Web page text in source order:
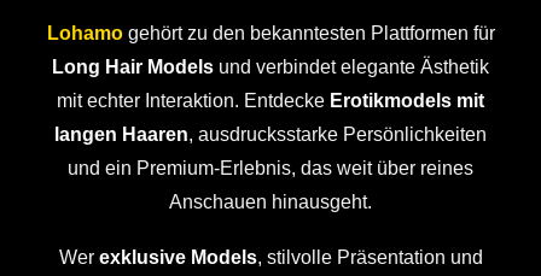
Lohamogehört zu den bekanntesten Plattformen für
Long Hair Models und verbindet elegante Ästhetik
mit echter Interaktion. Entdecke Erotikmodels mit
langen Haaren, ausdrucksstarke Persönlichkeiten
und ein Premium-Erlebnis, das weit über reines
Anschauen hinausgeht.
Wer exklusive Models, stilvolle Präsentation und